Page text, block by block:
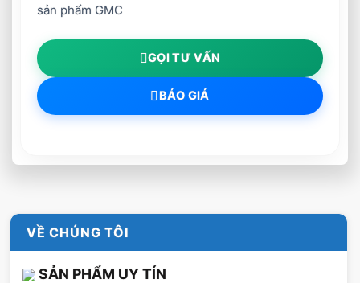
VỀ CHÚNG TÔI
SẢN PHẨM UY TÍN
– Sẵn sàng công tác
theo yêu cầu công việc
Quyền lợi
– Thưởng: thưởng hàng
năm, thưởng doanh số
– Lương: Hệ thống thang
công việc, trình độ, kinh
giá thực hiện công việc,
sản phẩm GMC
GỌI TƯ VẤN
BÁO GIÁ